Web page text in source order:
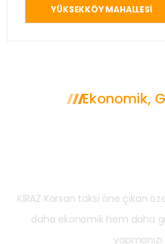
YÜKSEKKÖY MAHALLESİ
Ekonomik,
KİRAZ Korsan taksi öne çıkan
daha ekonomik hem daha